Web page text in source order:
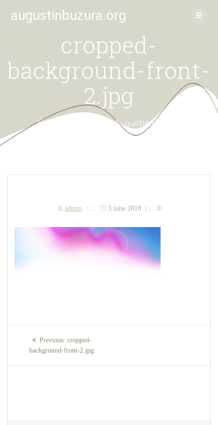
to
content
augustinbuzura.org
cropped-
background-front-
2.jpg
Fundația Culturală Augustin Buzura
admin 3 iulie 2018| 0
Navigare
Previous: Previous
post:
cropped-
background-front-2.jpg